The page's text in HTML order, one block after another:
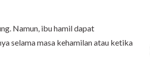
Namun, ibu hamil dapat
selama masa kehamilan atau ketika